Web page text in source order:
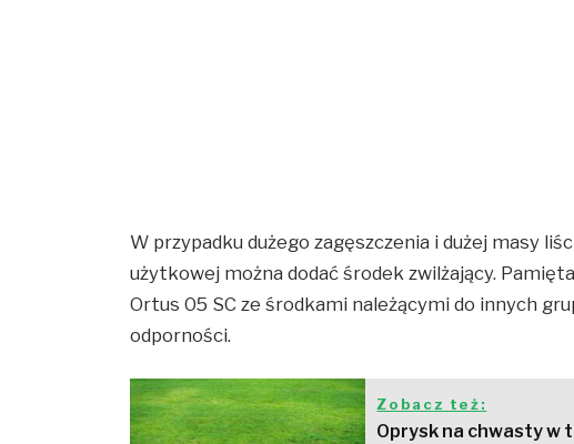
W przypadku dużego zagęszczenia i dużej masy
użytkowej można dodać środek zwilżający.
Ortus 05 SC ze środkami należącymi do innych
odporności.
Zobacz też:
Oprysk na chwasty w